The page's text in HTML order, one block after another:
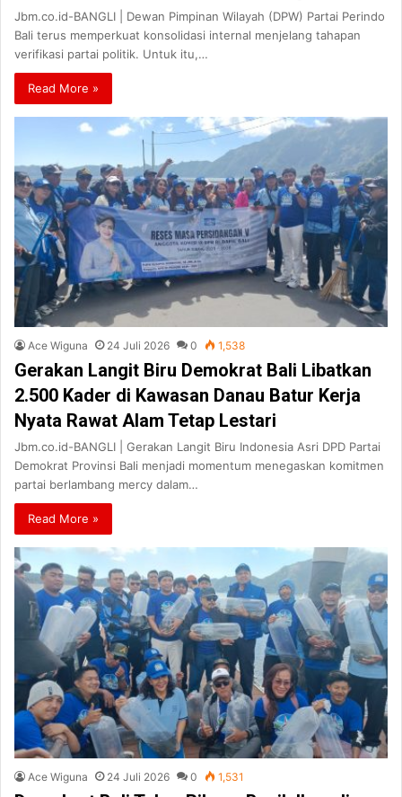
Jbm.co.id-BANGLI | Dewan Pimpinan Wilayah (DPW) Partai Perindo
Bali terus memperkuat konsolidasi internal menjelang tahapan
verifikasi partai politik. Untuk itu,…
Read More »
Ace Wiguna 24 Juli 2026 0 1,538
Gerakan Langit Biru Demokrat Bali Libatkan
2.500 Kader di Kawasan Danau Batur Kerja
Nyata Rawat Alam Tetap Lestari
Jbm.co.id-BANGLI | Gerakan Langit Biru Indonesia Asri DPD Partai
Demokrat Provinsi Bali menjadi momentum menegaskan komitmen
partai berlambang mercy dalam…
Read More »
Ace Wiguna 24 Juli 2026 0 1,531